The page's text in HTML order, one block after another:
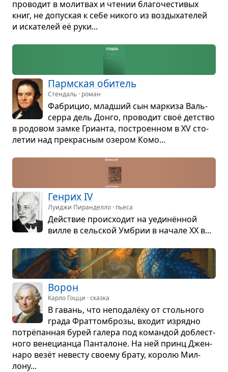
про­во­дит в молит­вах и чте­нии бла­го­че­сти­вых
книг, не допус­кая к себе никого из воз­ды­ха­те­лей
и иска­те­лей её руки...
Парм­ская оби­тель
Стендаль · роман
Фабри­цио, млад­ший сын мар­киза Валь­
серра дель Донго, про­во­дит своё дет­ство
в родо­вом замке Гри­анта, постро­ен­ном в XV сто­
ле­тии над пре­крас­ным озе­ром Комо...
Ген­рих IV
Луиджи Пиранделло · пьеса
Действие про­ис­хо­дит на уединён­ной
вилле в сель­ской Умбрии в начале XX в...
Ворон
Карло Гоцци · сказка
В гавань, что непо­далёку от столь­ного
града Фрат­том­брозы, вхо­дит изрядно
потрёпан­ная бурей галера под коман­дой доблест­
ного вене­ци­анца Пан­та­лоне. На ней принц Джен­
наро везёт неве­сту сво­ему брату, королю Мил­
лону...